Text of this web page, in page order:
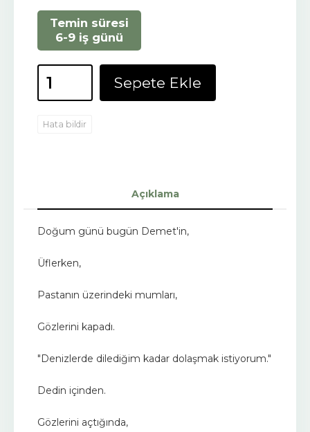
Temin süresi
6-9 iş günü
Sepete Ekle
Hata bildir
Açıklama
Doğum günü bugün Demet'in,
Üflerken,
Pastanın üzerindeki mumları,
Gözlerini kapadı.
"Denizlerde dilediğim kadar dolaşmak istiyorum."
Dedin içinden.
Gözlerini açtığında,